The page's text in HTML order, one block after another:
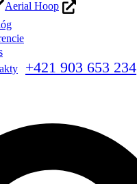
Aerial Hoop
+421 903 653 234